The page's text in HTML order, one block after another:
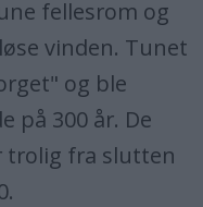
fellesrom og
vinden. Tunet
og ble
på 300 år. De
trolig fra slutten